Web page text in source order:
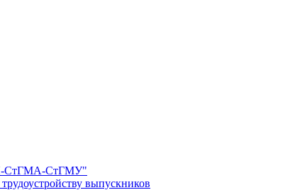
СтГМА-СтГМУ"
выпускников